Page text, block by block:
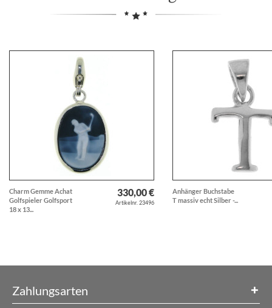
Charm Gemme Achat
Golfspieler Golfsport
18 x 13...
330,00 €
Artikelnr. 23496
Anhänger Buchstabe
T massiv echt Silber -...
Zahlungsarten